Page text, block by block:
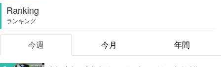
Ranking
ランキング
今週 今月 年間